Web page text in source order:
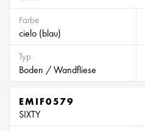
Farbe
cielo (blau)
Typ
Boden / Wandfliese
EMIF0579
SIXTY